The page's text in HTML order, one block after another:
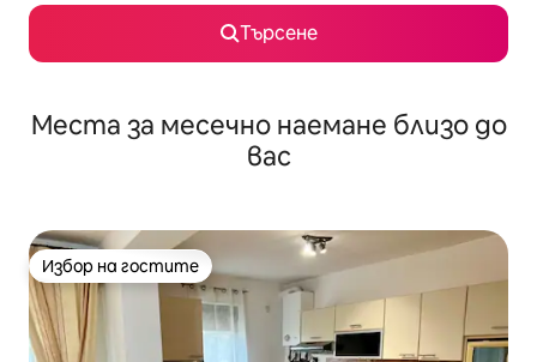
Търсене
Места за месечно наемане близо до
вас
Избор на гостите
Избор на гостите